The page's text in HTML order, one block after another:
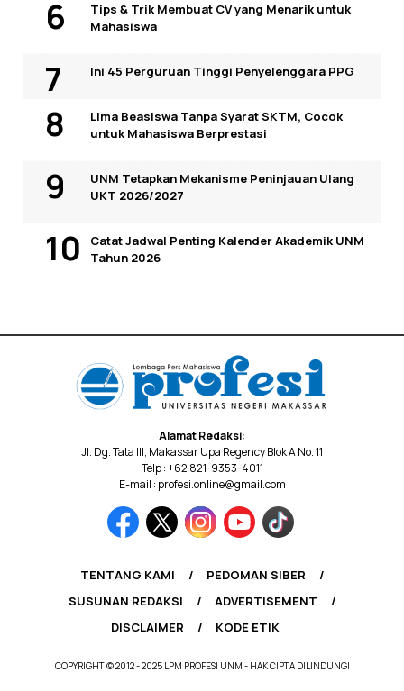
Tips & Trik Membuat CV yang Menarik untuk
Mahasiswa
Ini 45 Perguruan Tinggi Penyelenggara PPG
Lima Beasiswa Tanpa Syarat SKTM, Cocok
untuk Mahasiswa Berprestasi
UNM Tetapkan Mekanisme Peninjauan Ulang
UKT 2026/2027
Catat Jadwal Penting Kalender Akademik UNM
Tahun 2026
Alamat Redaksi:
Jl. Dg. Tata III, Makassar Upa Regency Blok A No. 11
Telp : +62 821-9353-4011
E-mail : profesi.online@gmail.com
TENTANG KAMI
PEDOMAN SIBER
SUSUNAN REDAKSI
ADVERTISEMENT
DISCLAIMER
KODE ETIK
COPYRIGHT © 2012 - 2025 LPM PROFESI UNM - HAK CIPTA DILINDUNGI